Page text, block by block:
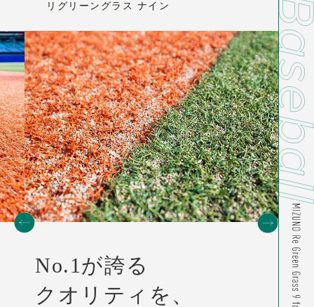
リグリーングラス ナイン
No.1が誇る
クオリティを、